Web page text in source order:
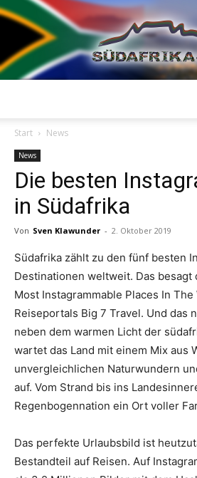
TV
Start News
News
Die besten
in Südafrika
Von Sven Klawunder - 2. Oktober 2019
Südafrika zählt zu den fünf besten
Destinationen weltweit. Das besagt
Most Instagrammable Places In The
Reiseportals Big 7 Travel. Und das
neben dem warmen Licht der
wartet das Land mit einem Mix aus
unvergleichlichen Naturwundern
auf. Vom Strand bis ins
Regenbogennation ein Ort voller
Das perfekte Urlaubsbild ist
Bestandteil auf Reisen. Auf